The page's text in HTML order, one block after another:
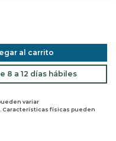
al carrito
8 a 12 días hábiles
variar
Características físicas pueden